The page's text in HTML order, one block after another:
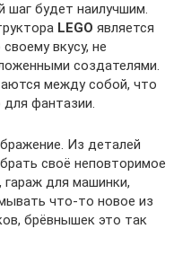
шаг будет наилучшим.
LEGO является
вкусу, не
создателями.
между собой, что
для фантазии.
Из деталей
своё неповторимое
для машинки,
что-то новое из
брёвнышек это так